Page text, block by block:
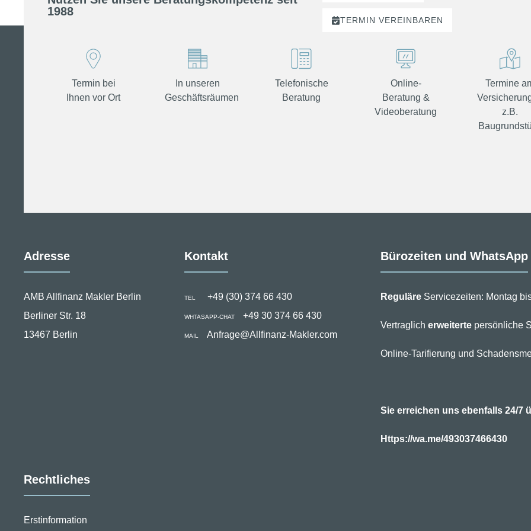
1988
TERMIN VEREINBAREN
Termin bei
Ihnen vor Ort
In unseren
Geschäftsräumen
Telefonische
Beratung
Online-
Beratung &
Videoberatung
Termine
z.B.
Adresse
AMB Allfinanz Makler Berlin
Berliner Str. 18
13467 Berlin
Kontakt
TEL +49 (30) 374 66 430
WHTASAPP-CHAT +49 30 374 66 430
MAIL Anfrage@Allfinanz-Makler.com
Bürozeiten und WhatsApp
ReguläreServicezeiten: Montag
Vertraglich erweitertepersönliche
Online-Tarifierung und
Sie erreichen uns ebenfalls 24/7
Https://wa.me/493037466430
Rechtliches
Erstinformation